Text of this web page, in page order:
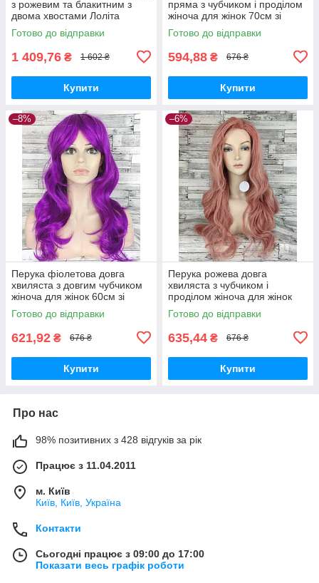
з рожевим та блакитним з
двома хвостами Лоліта
хвиляста довга 70см жіноча
штучна
Готово до відправки
1 409,76 ₴ 1 602 ₴
Купити
пряма з чубчиком і проділом
жіноча для жінок 70см зі
штучного волосся
Готово до відправки
594,88 ₴ 676 ₴
Купити
–8%
Перука фіолетова довга
хвиляста з довгим чубчиком
жіноча для жінок 60см зі
штучного волосся
Готово до відправки
621,92 ₴ 676 ₴
Купити
–6%
Перука рожева довга
хвиляста з чубчиком і
проділом жіноча для жінок
70см зі штучного волосся
Готово до відправки
635,44 ₴ 676 ₴
Купити
Про нас
98% позитивних з 428 відгуків за рік
Працює з 11.04.2011
м. Київ
Київ, Київ, Україна
Контакти
Сьогодні працює з 09:00 до 17:00
Показати весь графік роботи